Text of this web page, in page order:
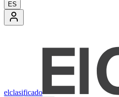
ES
elclasificado